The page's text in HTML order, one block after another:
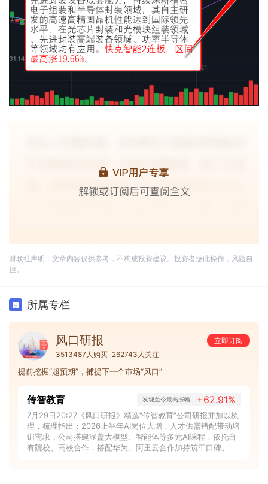
财联社声明：文章内容仅供参考，不构成投资建议。投资者据此操作，风险自
担。
所属专栏
风口研报
立即订阅
3513487人购买 262743人关注
提前挖掘“超预期”，捕捉下一个市场“风口”
传智教育 发现至今最高涨幅 +62.91%
7月29日20:27《风口研报》精选“传智教育”公司研报并加以梳
理，梳理指出：2026上半年AI岗位大增，人才供需错配带动培
训需求，公司搭建涵盖大模型、智能体等多元AI课程，依托自
有院校、高校合作，搭配华为、阿里云合作加持筑牢口碑。